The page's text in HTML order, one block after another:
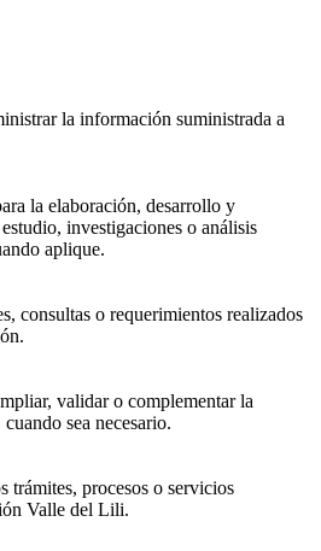
la información suministrada a
la elaboración, desarrollo y
investigaciones o análisis
aplique.
consultas o requerimientos realizados
validar o complementar la
sea necesario.
trámites, procesos o servicios
Valle del Lili.